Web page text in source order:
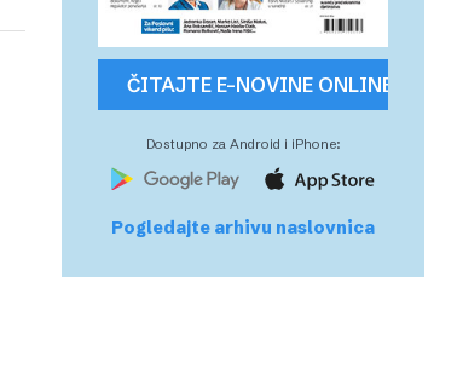
ČITAJTE E-NOVINE ONLINE
Dostupno za Android i iPhone:
Pogledajte arhivu naslovnica